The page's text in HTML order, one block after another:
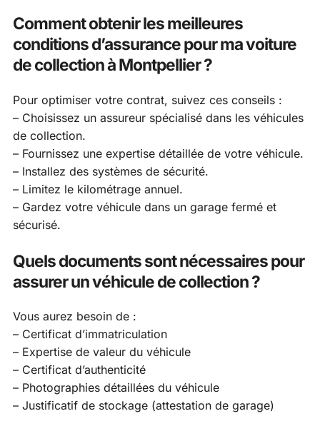
Comment obtenir les meilleures
conditions d’assurance pour ma voiture
de collection à Montpellier ?
Pour optimiser votre contrat, suivez ces conseils :
– Choisissez un assureur spécialisé dans les véhicules
de collection.
– Fournissez une expertise détaillée de votre véhicule.
– Installez des systèmes de sécurité.
– Limitez le kilométrage annuel.
– Gardez votre véhicule dans un garage fermé et
sécurisé.
Quels documents sont nécessaires pour
assurer un véhicule de collection ?
Vous aurez besoin de :
– Certificat d’immatriculation
– Expertise de valeur du véhicule
– Certificat d’authenticité
– Photographies détaillées du véhicule
– Justificatif de stockage (attestation de garage)